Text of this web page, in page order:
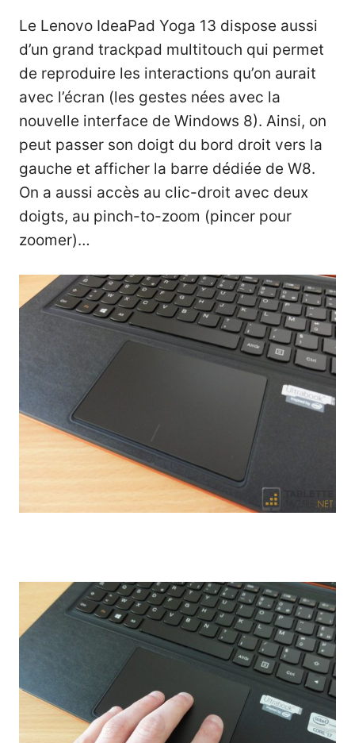
Le Lenovo IdeaPad Yoga 13 dispose aussi
d’un grand trackpad multitouch qui permet
de reproduire les interactions qu’on aurait
avec l’écran (les gestes nées avec la
nouvelle interface de Windows 8). Ainsi, on
peut passer son doigt du bord droit vers la
gauche et afficher la barre dédiée de W8.
On a aussi accès au clic-droit avec deux
doigts, au pinch-to-zoom (pincer pour
zoomer)…